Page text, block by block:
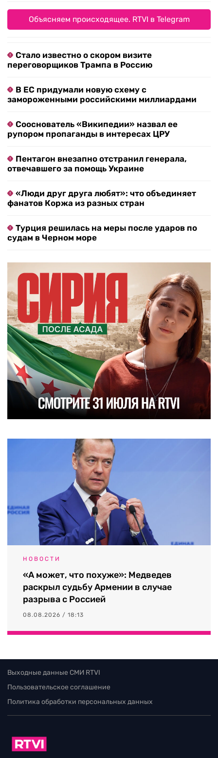
Объясняем происходящее. RTVI в Telegram
Стало известно о скором визите
переговорщиков Трампа в Россию
В ЕС придумали новую схему с
замороженными российскими миллиардами
Сооснователь «Википедии» назвал ее
рупором пропаганды в интересах ЦРУ
Пентагон внезапно отстранил генерала,
отвечавшего за помощь Украине
«Люди друг друга любят»: что объединяет
фанатов Коржа из разных стран
Турция решилась на меры после ударов по
судам в Черном море
НОВОСТИ
«А может, что похуже»: Медведев
раскрыл судьбу Армении в случае
разрыва с Россией
08.08.2026 / 18:13
Выходные данные СМИ RTVI
Пользовательское соглашение
Политика обработки персональных данных